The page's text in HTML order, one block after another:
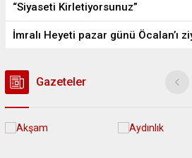
“Siyaseti Kirletiyorsunuz”
Gazeteler